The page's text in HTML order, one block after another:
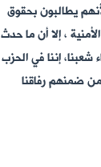
يطالبون بحقوق
، إلا أن ما حدث
إننا في الحزب
ضمنهم رفاقنا